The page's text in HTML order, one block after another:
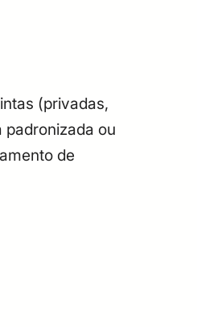
(privadas,
ou
de